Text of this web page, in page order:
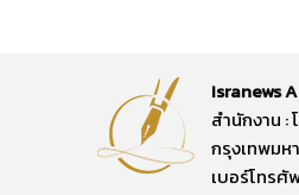
Isranews
สำนักงาน :
กรุงเทพมห
เบอร์โทรศั